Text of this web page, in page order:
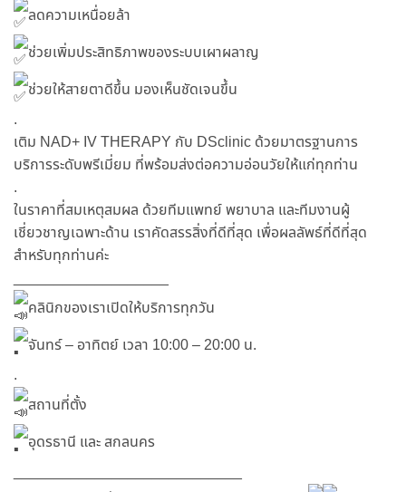
ลดความเหนื่อยล้า
ช่วยเพิ่มประสิทธิภาพของระบบเผาผลาญ
ช่วยให้สายตาดีขึ้น มองเห็นชัดเจนขึ้น
.
เติม NAD+ IV THERAPY กับ DSclinic ด้วยมาตรฐานการ
บริการระดับพรีเมี่ยม ที่พร้อมส่งต่อความอ่อนวัยให้แก่ทุกท่าน
.
ในราคาที่สมเหตุสมผล ด้วยทีมแพทย์ พยาบาล และทีมงานผู้
เชี่ยวชาญเฉพาะด้าน เราคัดสรรสิ่งที่ดีที่สุด เพื่อผลลัพธ์ที่ดีที่สุด
สำหรับทุกท่านค่ะ
คลินิกของเราเปิดให้บริการทุกวัน
จันทร์ – อาทิตย์ เวลา 10:00 – 20:00 น.
.
สถานที่ตั้ง
อุดรธานี และ สกลนคร